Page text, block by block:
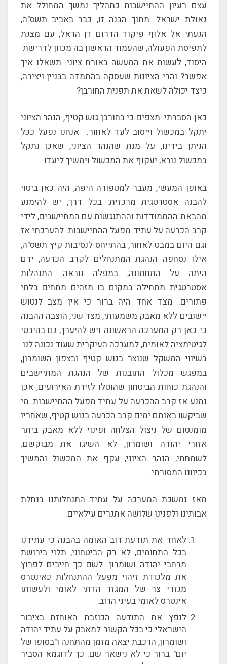
עצם רעיון ההתיישבות כתהליך נמשך המחולל את
גאולת ישראל. מתוך הבנה זו, כבר באביב תשס"ה,
הגעתי אל אלוף פיקוד הדרום דן הראל, עם מצגת
לתפיסת הפעולה, שהעמוד הראשון בה מכוון לדרישת
היסוד, לעשות את המעשה באורח ציוני. תשאלו איך
אפשר? והרי הציונות שעסקה בהתמדה בבניין ויצירה,
כיצד יכולה לשאת את תפנית החורבן?
כאן הסברתי: מצפים כי בחורבן גוש קטיף, הנהר הציוני
יתקל במכשול וייסוב לעד לאחור. אנחנו נפעל ככל
הניתן בידינו, על מנת שהנהר הציוני, שאכן נתקל
במכשול נורא, יעקוף את המכשול וימשיך ליעדו.
באופן המעשי, מעבר למטפורה היפה, היה כאן ביטוי
להבנה אסטרטגית מרכזית: בכל דרך, יש להימנע
מהבאת ההתמודדות וההתנגשות עם המתיישבים, לידי
קרב הכרעה על עתיד מפעל ההתיישבות. להערכתי אז
וגם היום במבט לאחור, בהתייחס לנסיבות קיץ תשס"ה,
אילו נסחפה הנהגת המתנחלים לקרב הכרעה, ידם
היתה על התחתונה, במפלה נוראה. התנהלות
אסטרטגית מתחילה במקום בו מזהים מתחים בלתי
פתורים. מצד אחד היה ברור כי אין מצב לנטוש
יישובים ללא מאבק משמעותי, מצד שני, הוצבה ההבנה
כי כאן רק המערכה הראשונה ויש להיערך, גם בהיבטי
לגיטימציה לאומית, למערכה העיקרית שעוד נכונה לנו.
בשיווי המשקל שנוצר בגוש קטיף ובצפון השומרון,
במפגש מכלול התובנות של הנהגת המתיישבים
והנהגת כוחות הביטחון שהוטלו לזירת האירועים, אכן
נמנע אז קרב ההכרעה על עתיד מפעל ההתיישבות. מי
שביקשו באותם ימים קרב הכרעה בגוש קטיף, שאחריו
מומנטום של ניצול הצלחה ופינוי ללא מאבק ביתר
אזורי יהודה ושומרון, לא השיגו את מבוקשם.
לשמחתי, הנהר הציוני, עקף את המכשול והמשיך
בכיוונו המסורתי.
מאז נמשכת המערכה על עתיד התנחלותנו בנחלת
אבותינו ולפנינו שלושה אתגרים עילאיים:
לאחד את תודעת רוב האומה בהבנה כי עתידנו
בכל התחומים, לא רק הביטחוני, תלוי בירושת
מרחבי יהודה ושומרון. לשם כך חייבים לפרוץ
את מלכודת זיהוי מפעל ההתנחלות כאינטרס
מגזרי צר של המגזר הדתי לאומי ולעשותו
אינטרס לאומי בעיני הרוב.
לנפץ את התודעה הכוזבת האוחזת בציבור
הישראלי כי בכל הקשור למאבק על עתיד יהודה
ושומרון, הרכבת יצאה מזמן מהתחנה ו"בסופו של
יום" ברור כי לא נישאר שם. כך לדוגמא הסביר